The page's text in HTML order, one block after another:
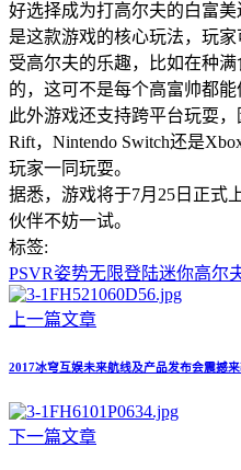
好选择成为打高尔夫的白富
是这款游戏的核心玩法，玩
受高尔夫的乐趣，比如在种
的，这可不是每个高富帅都能
此外游戏还支持跨平台玩耍
Rift，Nintendo Switch还是
玩家一同玩耍。
据悉，游戏将于7月25日正式
伙伴不妨一试。
标签:
PSVR姿势无限登陆迷你高尔
上一篇文章
2017冰穹互娱未来航线及产品发布会震撼
下一篇文章